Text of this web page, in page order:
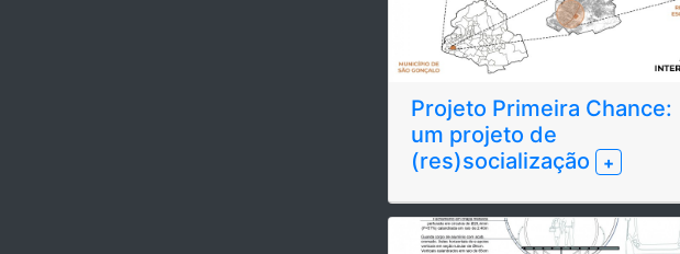
Projeto Primeira Chance:
um projeto de
(res)socialização
+